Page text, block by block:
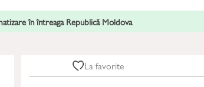
în întreaga Republică Moldova
La favorite